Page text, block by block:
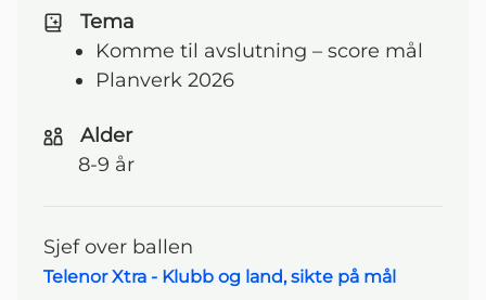
Tema
Komme til avslutning – score mål
Planverk 2026
Alder
8-9 år
Navigasjonsmeny
Sjef over ballen
Telenor Xtra - Klubb og land, sikte på mål